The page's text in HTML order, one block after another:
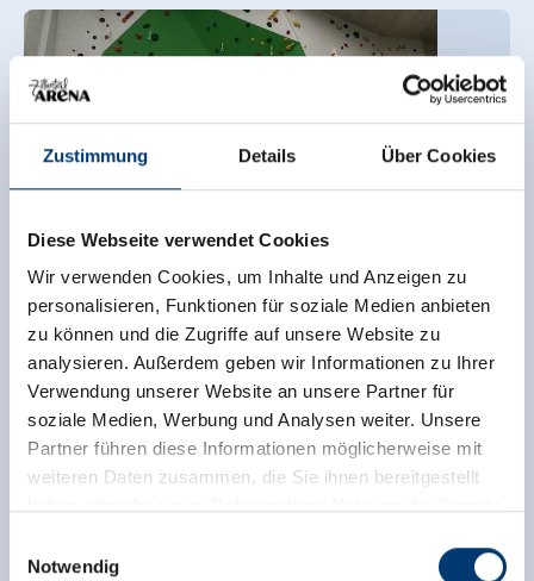
Zustimmung Details Über Cookies
Diese Webseite verwendet Cookies
Wir verwenden Cookies, um Inhalte und Anzeigen zu
personalisieren, Funktionen für soziale Medien anbieten
zu können und die Zugriffe auf unsere Website zu
analysieren. Außerdem geben wir Informationen zu Ihrer
Verwendung unserer Website an unsere Partner für
soziale Medien, Werbung und Analysen weiter. Unsere
Partner führen diese Informationen möglicherweise mit
weiteren Daten zusammen, die Sie ihnen bereitgestellt
Notwendig
© TVB Wald/Kgl.
Kletterwand Königsleiten
Königsleiten KIG - Königsleiten/Wald
MA